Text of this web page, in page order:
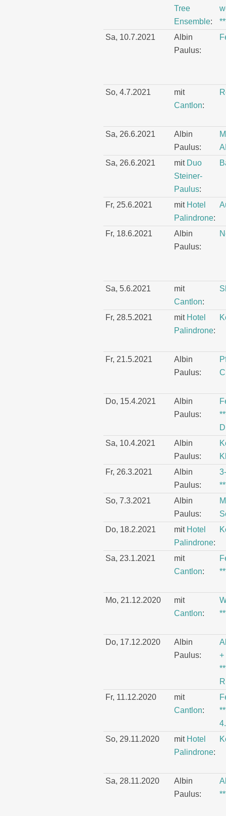
Tree
Ensemble:
Sa, 10.7.2021
Albin
Paulus:
So, 4.7.2021
mit
Cantlon:
Sa, 26.6.2021
Albin
Paulus:
Sa, 26.6.2021
mit Duo
Steiner-
Paulus:
Fr, 25.6.2021 mit Hotel
Palindrone:
Fr, 18.6.2021
Albin
Paulus:
Sa, 5.6.2021
mit
Cantlon:
Fr, 28.5.2021 mit Hotel
Palindrone:
Fr, 21.5.2021
Albin
Paulus:
Do, 15.4.2021
Albin
Paulus:
Sa, 10.4.2021
Albin
Paulus:
Fr, 26.3.2021
Albin
Paulus:
So, 7.3.2021
Albin
Paulus:
Do, 18.2.2021
mit Hotel
Palindrone:
Sa, 23.1.2021
mit
Cantlon:
Mo, 21.12.2020
mit
Cantlon:
Do, 17.12.2020
Albin
Paulus:
+
Fr, 11.12.2020
mit
Cantlon:
So, 29.11.2020
mit Hotel
Palindrone:
Sa, 28.11.2020
Albin
Paulus: